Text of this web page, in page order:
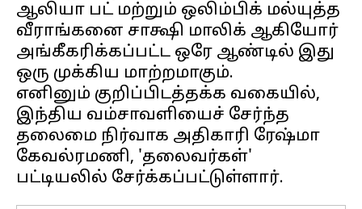
ஆலியா பட் மற்றும் ஒலிம்பிக் மல்யுத்த
வீராங்கனை சாக்ஷி மாலிக் ஆகியோர்
அங்கீகரிக்கப்பட்ட ஒரே ஆண்டில் இது
ஒரு முக்கிய மாற்றமாகும்.
எனினும் குறிப்பிடத்தக்க வகையில்,
இந்திய வம்சாவளியைச் சேர்ந்த
தலைமை நிர்வாக அதிகாரி ரேஷ்மா
கேவல்ரமணி, 'தலைவர்கள்'